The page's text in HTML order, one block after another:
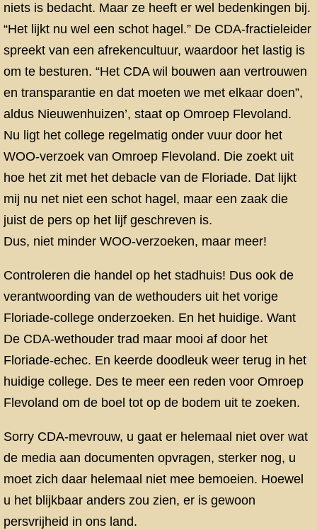
niets is bedacht. Maar ze heeft er wel bedenkingen bij.
“Het lijkt nu wel een schot hagel.” De CDA-fractieleider
spreekt van een afrekencultuur, waardoor het lastig is
om te besturen. “Het CDA wil bouwen aan vertrouwen
en transparantie en dat moeten we met elkaar doen”,
aldus Nieuwenhuizen’, staat op Omroep Flevoland.
Nu ligt het college regelmatig onder vuur door het
WOO-verzoek van Omroep Flevoland. Die zoekt uit
hoe het zit met het debacle van de Floriade. Dat lijkt
mij nu net niet een schot hagel, maar een zaak die
juist de pers op het lijf geschreven is.
Dus, niet minder WOO-verzoeken, maar meer!
Controleren die handel op het stadhuis! Dus ook de
verantwoording van de wethouders uit het vorige
Floriade-college onderzoeken. En het huidige. Want
De CDA-wethouder trad maar mooi af door het
Floriade-echec. En keerde doodleuk weer terug in het
huidige college. Des te meer een reden voor Omroep
Flevoland om de boel tot op de bodem uit te zoeken.
Sorry CDA-mevrouw, u gaat er helemaal niet over wat
de media aan documenten opvragen, sterker nog, u
moet zich daar helemaal niet mee bemoeien. Hoewel
u het blijkbaar anders zou zien, er is gewoon
persvrijheid in ons land.